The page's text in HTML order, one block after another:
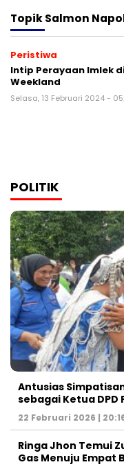
TopikSalmon
Peristiwa
Intip Perayaan Imlek di
Weekland
Selasa, 13 Februari 2024 -
POLITIK
Antusias
sebagai Ketua DPD
22 Februari 2026 |
Ringa Jhon Temui
Gas Menuju Empat